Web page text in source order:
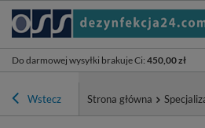
Do darmowej wysyłki brakuje Ci: 450,00 zł
Wstecz Strona główna